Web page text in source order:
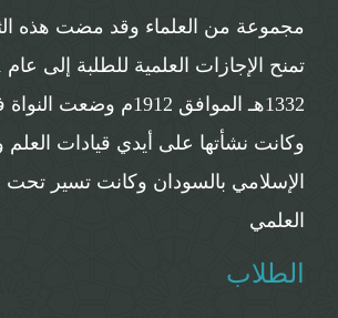
مجموعة من العلماء وقد مضت هذه
1332هـ الموافق 1912م
وكانت نشأتها على أيدي قيادات العلم
الإسلامي بالسودان وكانت تسير تحت
العلمي
الطلاب